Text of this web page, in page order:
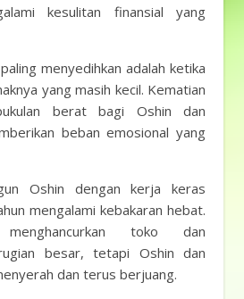
kesulitan finansial yang
menyedihkan adalah ketika
yang masih kecil. Kematian
berat bagi Oshin dan
beban emosional yang
Oshin dengan kerja keras
mengalami kebakaran hebat.
toko dan
besar, tetapi Oshin dan
dan terus berjuang.